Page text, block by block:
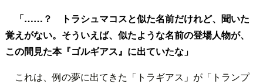
「……？ トラシュマコスと似た名前だけれど、聞いた
覚えがない。そういえば、似たような名前の登場人物が、
この間見た本『ゴルギアス』に出ていたな」
これは、例の夢に出てきた「トラギアス」が「トランプ